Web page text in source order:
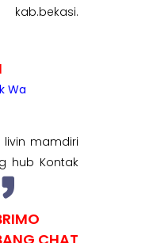
Wa
mamdiri
hub Kontak